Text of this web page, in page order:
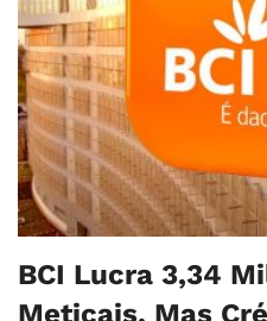
BCI Lucra 3,34
Meticais, Mas